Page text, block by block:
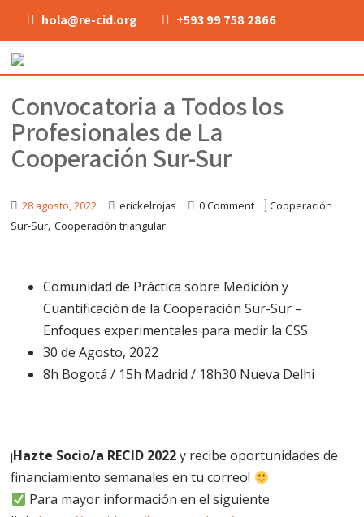
hola@re-cid.org +593 99 758 2866
Convocatoria a Todos los
Profesionales de La
Cooperación Sur-Sur
28 agosto, 2022 erickelrojas 0 Comment
Cooperación
Sur-Sur,Cooperación triangular
Comunidad de Práctica sobre Medición y
Cuantificación de la Cooperación Sur-Sur –
Enfoques experimentales para medir la CSS
30 de Agosto, 2022
8h Bogotá / 15h Madrid / 18h30 Nueva Delhi
¡Hazte Socio/a RECID 2022y recibe oportunidades de
financiamiento semanales en tu correo!
Para mayor información en el siguiente